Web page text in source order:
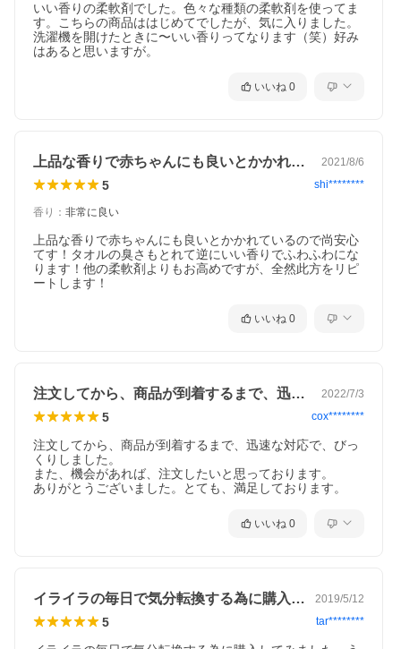
いい香りの柔軟剤でした。色々な種類の柔軟剤を使ってま
す。こちらの商品ははじめてでしたが、気に入りました。
洗濯機を開けたときに〜いい香りってなります（笑）好み
はあると思いますが。
いいね 0
上品な香りで赤ちゃんにも良いとかかれて… 2021/8/6
5 shi********
香り ： 非常に良い
上品な香りで赤ちゃんにも良いとかかれているので尚安心
てす！タオルの臭さもとれて逆にいい香りでふわふわにな
ります！他の柔軟剤よりもお高めですが、全然此方をリピ
ートします！
いいね 0
注文してから、商品が到着するまで、迅速… 2022/7/3
5 cox********
注文してから、商品が到着するまで、迅速な対応で、びっ
くりしました。
また、機会があれば、注文したいと思っております。
ありがとうございました。とても、満足しております。
いいね 0
イライラの毎日で気分転換する為に購入し… 2019/5/12
5 tar********